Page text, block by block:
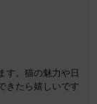
す。猫の魅力や日
きたら嬉しいです